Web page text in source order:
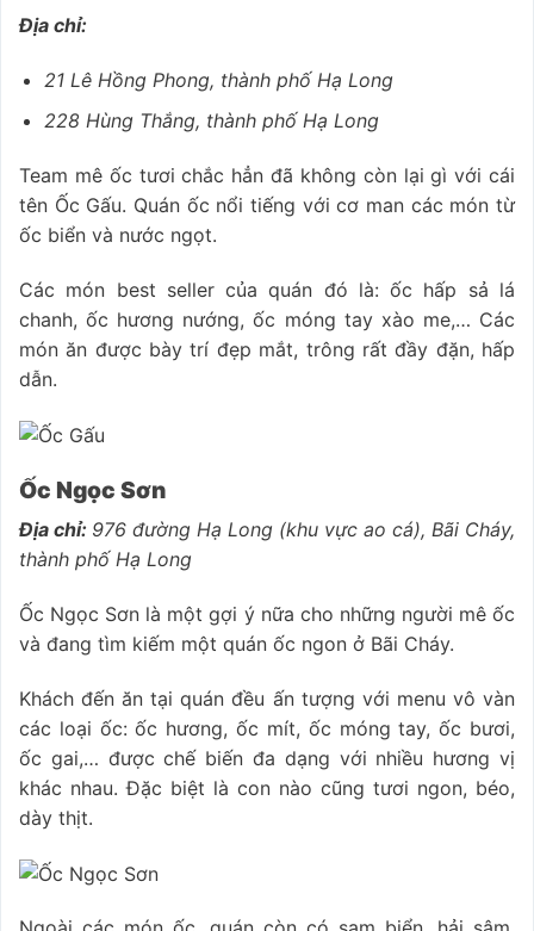
Địa chỉ:
21 Lê Hồng Phong, thành phố Hạ Long
228 Hùng Thắng, thành phố Hạ Long
Team mê ốc tươi chắc hẳn đã không còn lại gì với cái
tên Ốc Gấu. Quán ốc nổi tiếng với cơ man các món từ
ốc biển và nước ngọt.
Các món best seller của quán đó là: ốc hấp sả lá
chanh, ốc hương nướng, ốc móng tay xào me,… Các
món ăn được bày trí đẹp mắt, trông rất đầy đặn, hấp
dẫn.
Ốc Ngọc Sơn
Địa chỉ: 976 đường Hạ Long (khu vực ao cá), Bãi Cháy,
thành phố Hạ Long
Ốc Ngọc Sơn là một gợi ý nữa cho những người mê ốc
và đang tìm kiếm một quán ốc ngon ở Bãi Cháy.
Khách đến ăn tại quán đều ấn tượng với menu vô vàn
các loại ốc: ốc hương, ốc mít, ốc móng tay, ốc bươi,
ốc gai,… được chế biến đa dạng với nhiều hương vị
khác nhau. Đặc biệt là con nào cũng tươi ngon, béo,
dày thịt.